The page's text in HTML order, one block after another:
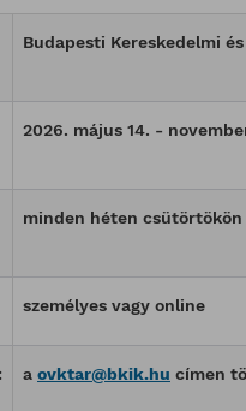
Budapesti Kereskedelmi
2026. május 14. -
minden héten csütörtökön
személyes vagy online
a ovktar@bkik.hu címen